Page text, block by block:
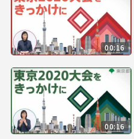
00:16
00:16